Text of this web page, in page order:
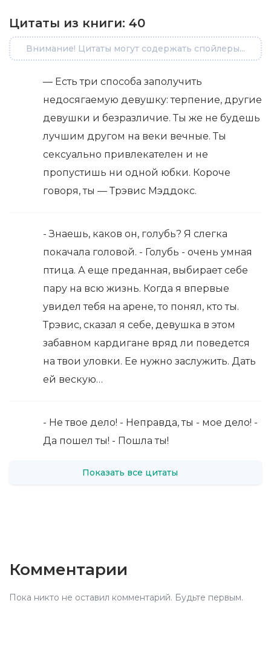
Цитаты из книги: 40
Внимание! Цитаты могут содержать спойлеры...
— Есть три способа заполучить
недосягаемую девушку: терпение, другие
девушки и безразличие. Ты же не будешь
лучшим другом на веки вечные. Ты
сексуально привлекателен и не
пропустишь ни одной юбки. Короче
говоря, ты — Трэвис Мэддокс.
- Знаешь, каков он, голубь? Я слегка
покачала головой. - Голубь - очень умная
птица. А еще преданная, выбирает себе
пару на всю жизнь. Когда я впервые
увидел тебя на арене, то понял, кто ты.
Трэвис, сказал я себе, девушка в этом
забавном кардигане вряд ли поведется
на твои уловки. Ее нужно заслужить. Дать
ей вескую…
- Не твое дело! - Неправда, ты - мое дело! -
Да пошел ты! - Пошла ты!
Показать все цитаты
Комментарии
Пока никто не оставил комментарий. Будьте первым.